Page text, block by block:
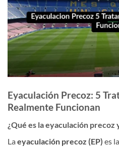
Eyaculación Precoz: 5
Realmente Funcionan
¿Qué es la eyaculación precoz
La eyaculación precoz (EP) es